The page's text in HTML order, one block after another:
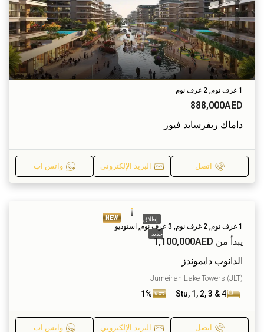
1 غرف نوم, 2 غرف نوم
888,000AED
داماك ريفرسايد فيوز
اتصل البريد الإلكتروني واتس اب
NEW إطلاق
جديد
1 غرف نوم, 2 غرف نوم, 3 غرف نوم, استوديو
يبدأ من 1,100,000AED
الدانوب دايموندز
Jumeirah Lake Towers (JLT)
Stu, 1, 2, 3 & 4
1%
اتصل البريد الإلكتروني واتس اب